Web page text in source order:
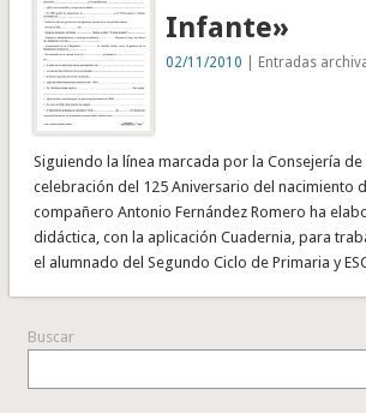
Infante»
02/11/2010 | Entradas
Siguiendo la línea marcada por la Consejería
celebración del 125 Aniversario del nacimiento
compañero Antonio Fernández Romero ha
didáctica, con la aplicación Cuadernia, para
el alumnado del Segundo Ciclo de Primaria y
Buscar